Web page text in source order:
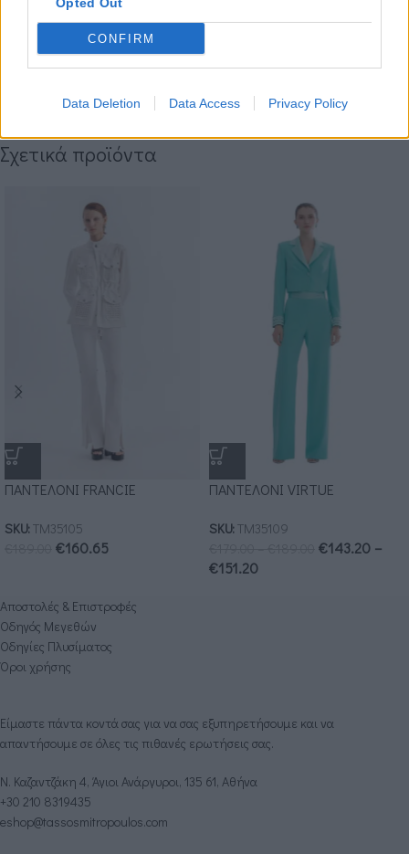
CONFIRM
Data Deletion Data Access Privacy Policy
Δεν βρίσκω το νούμερο ή το χρώμα που επιθυμώ.
Κωδικός προϊόντος:ΤΜ35704
Κατηγορίες:AFTER THE REGATTA - ON SALE,OCCASION WEAR
ΠΑΝΩΦΟΡΙΑ
Σχετικά προϊόντα
ΠΑΝΤΕΛΟΝΙ FRANCIE
SKU:ΤΜ35105
€160.65
ΠΑΝΤΕΛΟΝΙ VIRTUE
SKU:ΤΜ35109
€143.20 –
€151.20
Αποστολές & Επιστροφές
Οδηγός Μεγεθών
Οδηγίες Πλυσίματος
Όροι χρήσης
Είμαστε πάντα κοντά σας για να σας εξυπηρετήσουμε και να
απαντήσουμε σε όλες τις πιθανές ερωτήσεις σας.
Ν. Καζαντζάκη 4, Άγιοι Ανάργυροι, 135 61, Αθήνα
+30 210 8319435
eshop@tassosmitropoulos.com